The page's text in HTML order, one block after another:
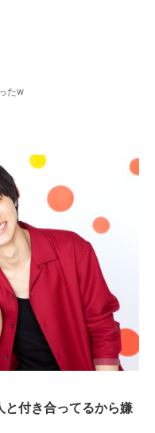
たw
と付き合ってるから嫌